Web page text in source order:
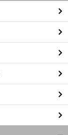
閉
る